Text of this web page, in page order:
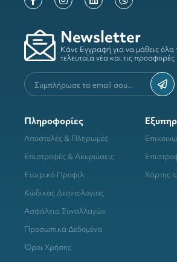
Newsletter
Κάνε Εγγραφή για να μάθεις όλα
τελευταία νέα και τις προσφορές
Πληροφορίες
Αποστολές & Πληρωμές
Επιστροφές & Ακυρώσεις
Εταιρικό Προφίλ
Κώδικας Δεοντολογίας
Ασφάλεια Συναλλαγών
Προσωπικά Δεδομένα
Όροι Χρήσης
Χάρτης